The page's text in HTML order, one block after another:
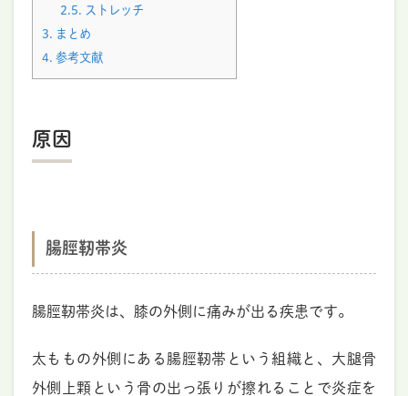
2.5. ストレッチ
3. まとめ
4. 参考文献
原因
腸脛靭帯炎
腸脛靭帯炎は、膝の外側に痛みが出る疾患です。
太ももの外側にある腸脛靭帯という組織と、大腿骨
外側上顆という骨の出っ張りが擦れることで炎症を